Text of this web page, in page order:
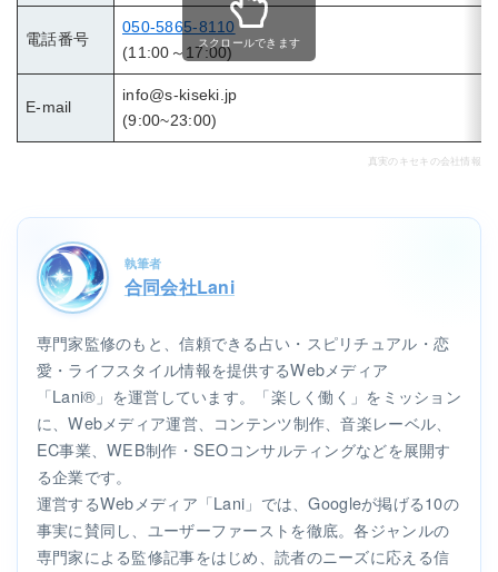
電話番号
050-5865-8110
(11:00～17:00)
E-mail
info@s-kiseki.jp
(9:00~23:00)
スクロールできます
真実のキセキの会社情報
執筆者
合同会社Lani
専門家監修のもと、信頼できる占い・スピリチュアル・恋
愛・ライフスタイル情報を提供するWebメディア
「Lani®」を運営しています。「楽しく働く」をミッション
に、Webメディア運営、コンテンツ制作、音楽レーベル、
EC事業、WEB制作・SEOコンサルティングなどを展開す
る企業です。
運営するWebメディア「Lani」では、Googleが掲げる10の
事実に賛同し、ユーザーファーストを徹底。各ジャンルの
専門家による監修記事をはじめ、読者のニーズに応える信